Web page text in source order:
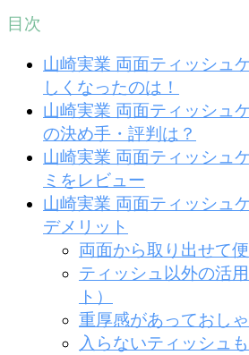
目次
山崎実業 両面ティッシュ
しくなったのは！
山崎実業 両面ティッシュ
の決め手・評判は？
山崎実業 両面ティッシュ
ミをレビュー
山崎実業 両面ティッシュ
デメリット
両面から取り出せて
ティッシュ以外の活
ト）
重厚感があっておし
入らないティッシュ